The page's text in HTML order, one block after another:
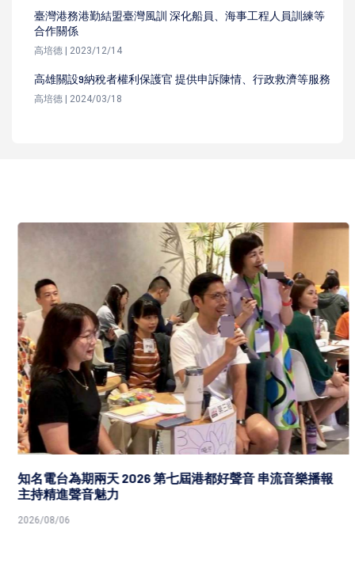
臺灣港務港勤結盟臺灣風訓 深化船員、海事工程人員訓練等
合作關係
高培德 | 2023/12/14
高雄關設9納稅者權利保護官 提供申訴陳情、行政救濟等服務
高培德 | 2024/03/18
知名電台為期兩天 2026 第七屆港都好聲音 串流音樂播報
主持精進聲音魅力
2026/08/06